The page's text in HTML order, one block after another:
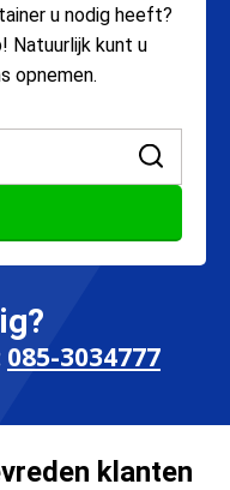
u nodig heeft?
Natuurlijk kunt u
opnemen.
085-3034777
klanten